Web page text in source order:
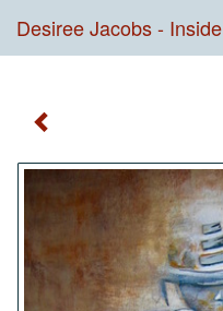
Desiree Jacobs - Inside